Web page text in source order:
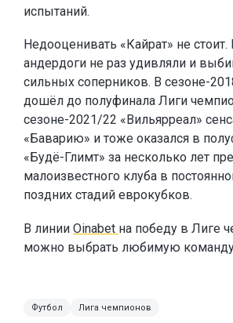
испытаний.
Недооценивать «Кайрат» не
андердоги не раз удивляли и
сильных соперников. В сезоне-
дошёл до полуфинала Лиги
сезоне-2021/22 «Вильярреал»
«Баварию» и тоже оказался в
«Будё-Глимт» за несколько лет
малоизвестного клуба в
поздних стадий еврокубков.
В линии Oinabet на победу в Лиге
можно выбрать любимую
Футбол Лига чемпионов